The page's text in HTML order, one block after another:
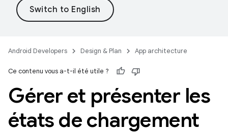
Android Developers Design & Plan App architecture
Ce contenu vous a-t-il été utile ?
Gérer et présenter les
états de chargement